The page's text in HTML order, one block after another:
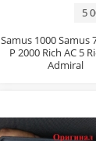
5
Samus 1000 Samus
P 2000 Rich AC 5
Admiral